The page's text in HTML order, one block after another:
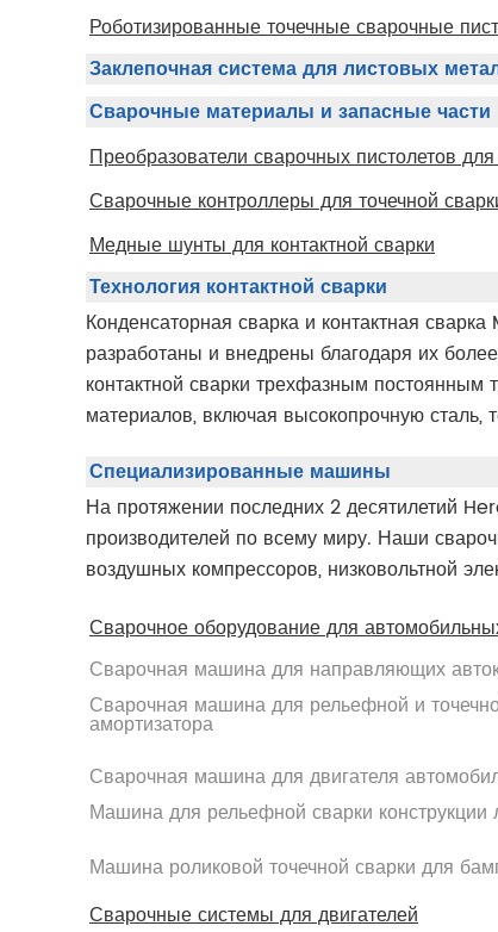
Роботизированные точечные сварочные
Заклепочная система для листовых
Сварочные материалы и запасные части
Преобразователи сварочных пистолетов
Сварочные контроллеры для точечной
Медные шунты для контактной сварки
Технология контактной сварки
Конденсаторная сварка и контактная
разработаны и внедрены благодаря их
контактной сварки трехфазным
материалов, включая высокопрочную
Специализированные машины
На протяжении последних 2 десятилетий
производителей по всему миру. Наши
воздушных компрессоров, низковольтной
Сварочное оборудование для
Сварочная машина для направляющих
Сварочная машина для рельефной и
амортизатора
Сварочная машина для двигателя
Машина для рельефной сварки
Машина роликовой точечной сварки для
Сварочные системы для двигателей